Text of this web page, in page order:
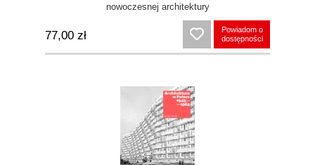
nowoczesnej architektury
77,00 zł
Powiadom o
dostępności